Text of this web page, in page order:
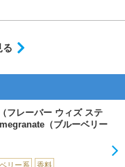
る
フレーバー ウィズ ステ
（ブルーベリー
ベリー系 香料